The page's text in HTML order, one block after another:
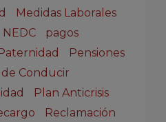
Medidas Laborales
NEDC
pagos
Pensiones
de Conducir
Plan Anticrisis
Reclamación